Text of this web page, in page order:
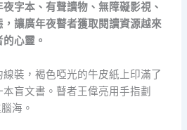
字本、有聲讀物、無障礙影視、
讓廣年夜瞽者獲取閱讀資源越來
心靈。
裝，褐色啞光的牛皮紙上印滿了
盲文書。瞽者王偉亮用手指劃
海。